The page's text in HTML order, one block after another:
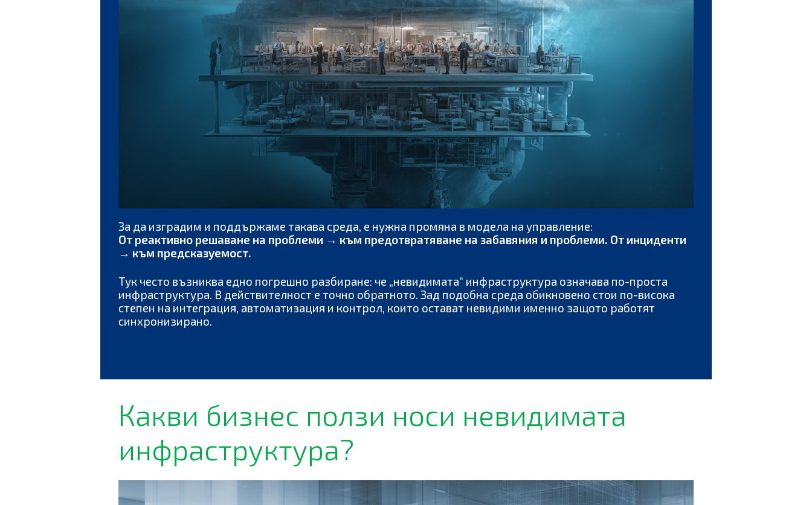
За да изградим и поддържаме такава среда, е нужна промяна в модела на управление:
От реактивно решаване на проблеми → към предотвратяване на забавяния и проблеми. От инциденти
→ към предсказуемост.
Тук често възниква едно погрешно разбиране: че „невидимата“ инфраструктура означава по-проста
инфраструктура. В действителност е точно обратното. Зад подобна среда обикновено стои по-висока
степен на интеграция, автоматизация и контрол, които остават невидими именно защото работят
синхронизирано.
Какви бизнес ползи носи невидимата
инфраструктура?